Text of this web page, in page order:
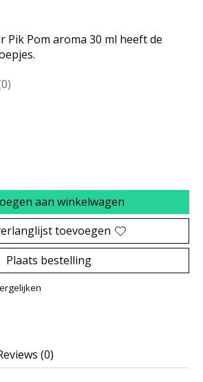
Pik Pom aroma 30 ml heeft de
dit product is
aan winkelwagen
toevoegen
Plaats bestelling
(0)